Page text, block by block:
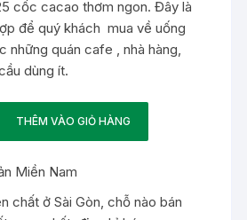
cốc cacao thơm ngon. Đây là
để quý khách mua về uống
những quán cafe , nhà hàng,
dùng ít.
THÊM VÀO GIỎ HÀNG
Miền Nam
chất ở Sài Gòn,chỗ nào bán